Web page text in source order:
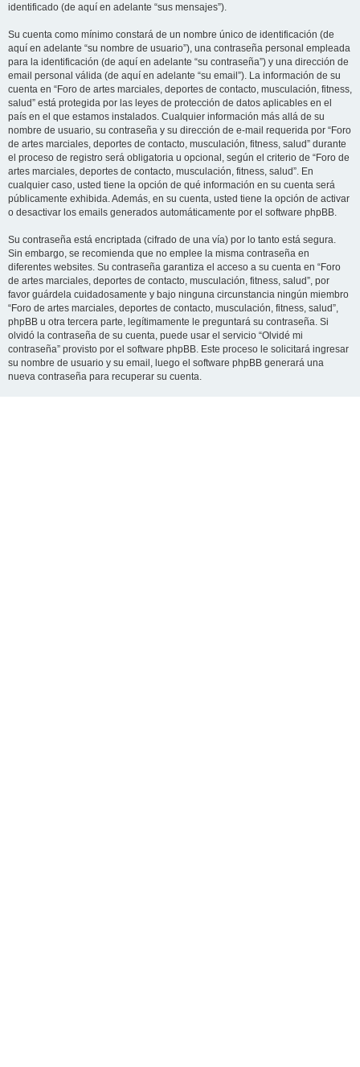
identificado (de aquí en adelante “sus mensajes”).
Su cuenta como mínimo constará de un nombre único de identificación (de
aquí en adelante “su nombre de usuario”), una contraseña personal empleada
para la identificación (de aquí en adelante “su contraseña”) y una dirección de
email personal válida (de aquí en adelante “su email”). La información de su
cuenta en “Foro de artes marciales, deportes de contacto, musculación, fitness,
salud” está protegida por las leyes de protección de datos aplicables en el
país en el que estamos instalados. Cualquier información más allá de su
nombre de usuario, su contraseña y su dirección de e-mail requerida por “Foro
de artes marciales, deportes de contacto, musculación, fitness, salud” durante
el proceso de registro será obligatoria u opcional, según el criterio de “Foro de
artes marciales, deportes de contacto, musculación, fitness, salud”. En
cualquier caso, usted tiene la opción de qué información en su cuenta será
públicamente exhibida. Además, en su cuenta, usted tiene la opción de activar
o desactivar los emails generados automáticamente por el software phpBB.
Su contraseña está encriptada (cifrado de una vía) por lo tanto está segura.
Sin embargo, se recomienda que no emplee la misma contraseña en
diferentes websites. Su contraseña garantiza el acceso a su cuenta en “Foro
de artes marciales, deportes de contacto, musculación, fitness, salud”, por
favor guárdela cuidadosamente y bajo ninguna circunstancia ningún miembro
“Foro de artes marciales, deportes de contacto, musculación, fitness, salud”,
phpBB u otra tercera parte, legítimamente le preguntará su contraseña. Si
olvidó la contraseña de su cuenta, puede usar el servicio “Olvidé mi
contraseña” provisto por el software phpBB. Este proceso le solicitará ingresar
su nombre de usuario y su email, luego el software phpBB generará una
nueva contraseña para recuperar su cuenta.